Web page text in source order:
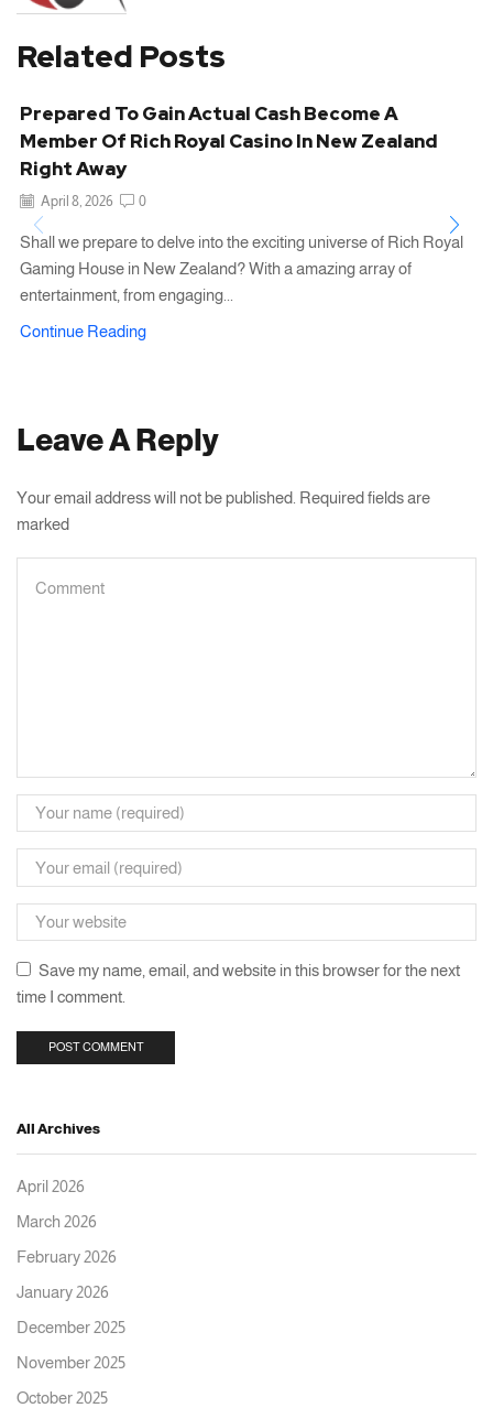
Related Posts
Prepared To Gain Actual Cash Become A
Member Of Rich Royal Casino In New Zealand
Right Away
April 8, 2026 0
Shall we prepare to delve into the exciting universe of Rich Royal
Gaming House in New Zealand? With a amazing array of
entertainment, from engaging...
Continue Reading
Leave A Reply
Your email address will not be published. Required fields are
marked
Save my name, email, and website in this browser for the next
time I comment.
All Archives
April 2026
March 2026
February 2026
January 2026
December 2025
November 2025
October 2025